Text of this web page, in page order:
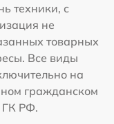
техники, с
не
товарных
Все виды
на
гражданском
ГК РФ.